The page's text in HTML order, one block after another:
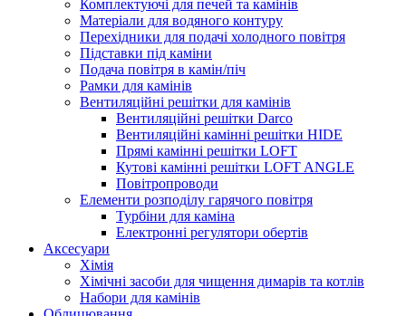
Комплектуючі для печей та камінів
Матеріали для водяного контуру
Перехідники для подачі холодного повітря
Підставки під каміни
Подача повітря в камін/піч
Рамки для камінів
Вентиляційні решітки для камінів
Вентиляційні решітки Darco
Вентиляційні камінні решітки HIDE
Прямі камінні решітки LOFT
Кутові камінні решітки LOFT ANGLE
Повітропроводи
Елементи розподілу гарячого повітря
Турбіни для каміна
Електронні регулятори обертів
Аксесуари
Хімія
Хімічні засоби для чищення димарів та котлів
Набори для камінів